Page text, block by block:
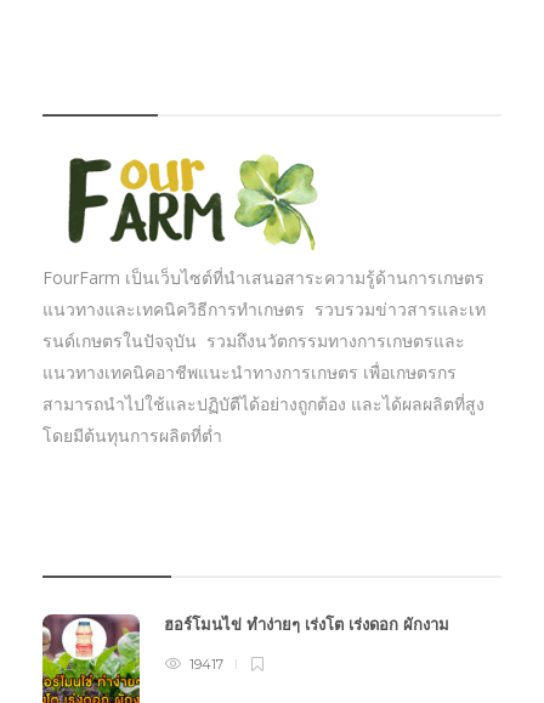
FourFarm เป็นเว็บไซต์ที่นำเสนอสาระความรู้ด้านการเกษตร
แนวทางและเทคนิควิธีการทำเกษตร รวบรวมข่าวสารและเท
รนด์เกษตรในปัจจุบัน รวมถึงนวัตกรรมทางการเกษตรและ
แนวทางเทคนิคอาชีพแนะนำทางการเกษตร เพื่อเกษตรกร
สามารถนำไปใช้และปฏิบัตืได้อย่างถูกต้อง และได้ผลผลิตที่สูง
โดยมีต้นทุนการผลิตที่ต่ำ
ฮอร์โมนไข่ ทำง่ายๆ เร่งโต เร่งดอก ผักงาม
19417